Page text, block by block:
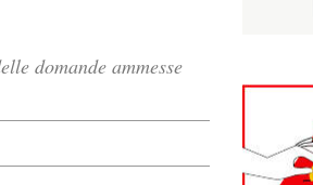
domande ammesse